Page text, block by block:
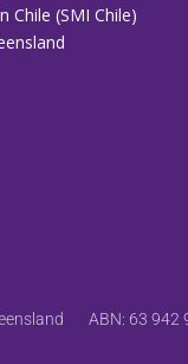
Chile (SMI Chile)
ABN: 63